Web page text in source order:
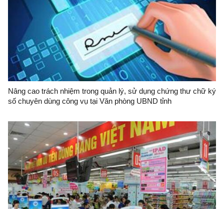
Nâng cao trách nhiệm trong quản lý, sử dụng chứng thư chữ ký
số chuyên dùng công vụ tại Văn phòng UBND tỉnh